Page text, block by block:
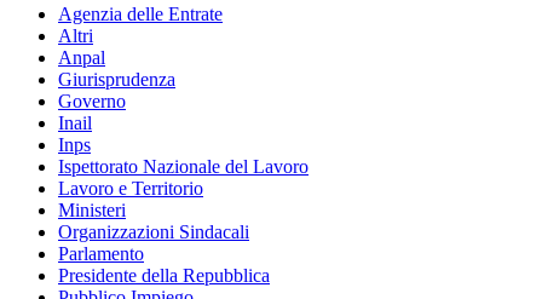
Agenzia delle Entrate
Altri
Anpal
Giurisprudenza
Governo
Inail
Inps
Ispettorato Nazionale del Lavoro
Lavoro e Territorio
Ministeri
Organizzazioni Sindacali
Parlamento
Presidente della Repubblica